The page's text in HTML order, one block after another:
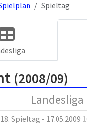
Spieltag
(2008/09)
Landesliga
18. Spieltag - 17.05.2009